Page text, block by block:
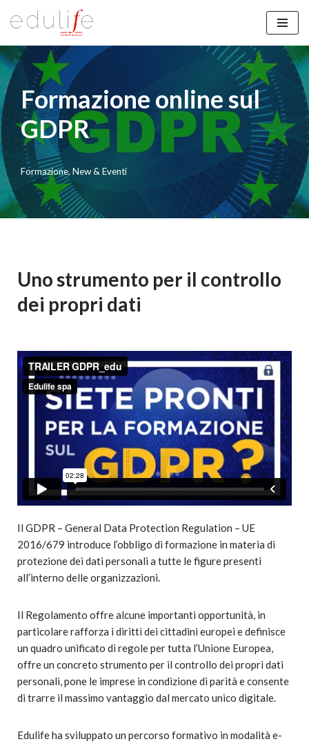
al
contenuto
Formazione online sul
GDPR
Formazione, New & Eventi
Uno strumento per il controllo
dei propri dati
Il GDPR – General Data Protection Regulation – UE
2016/679 introduce l’obbligo di formazione in materia di
protezione dei dati personali a tutte le figure presenti
all’interno delle organizzazioni.
Il Regolamento offre alcune importanti opportunità, in
particolare rafforza i diritti dei cittadini europei e definisce
un quadro unificato di regole per tutta l’Unione Europea,
offre un concreto strumento per il controllo dei propri dati
personali, pone le imprese in condizione di parità e consente
di trarre il massimo vantaggio dal mercato unico digitale.
Edulife ha sviluppato un percorso formativo in modalità e-